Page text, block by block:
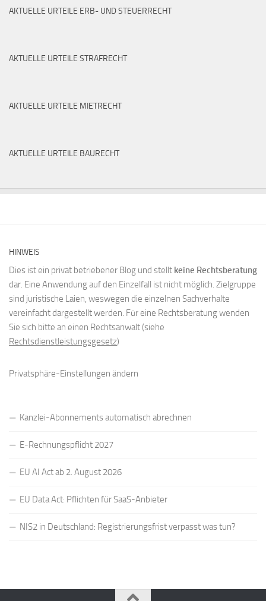
AKTUELLE URTEILE ERB- UND STEUERRECHT
AKTUELLE URTEILE STRAFRECHT
AKTUELLE URTEILE MIETRECHT
AKTUELLE URTEILE BAURECHT
HINWEIS
Dies ist ein privat betriebener Blog und stellt keine Rechtsberatung
dar. Eine Anwendung auf den Einzelfall ist nicht möglich. Zielgruppe
sind juristische Laien, weswegen die einzelnen Sachverhalte
vereinfacht dargestellt werden. Für eine Rechtsberatung wenden
Sie sich bitte an einen Rechtsanwalt (siehe
Rechtsdienstleistungsgesetz)
Privatsphäre-Einstellungen ändern
Kanzlei-Abonnements automatisch abrechnen
E-Rechnungspflicht 2027
EU AI Act ab 2. August 2026
EU Data Act: Pflichten für SaaS-Anbieter
NIS2 in Deutschland: Registrierungsfrist verpasst was tun?